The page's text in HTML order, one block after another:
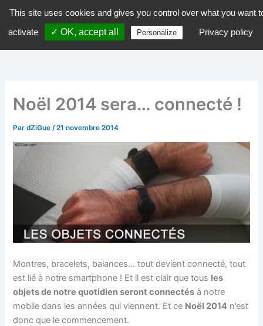
contenu
dZiGue
Noël 2014 sera… connecté !
PardZiGue/21 novembre 2014
Montres, bracelets, balances… tout devient connecté, tout
est lié à notre smartphone ! Et il est clair que tous les
objets de notre quotidien seront connectés à notre
mobile dans les années qui viennent. Et ce Noël 2014 n’est
donc que le commencement.
This site uses cookies and gives you control over what you want
activate
✓ OK, accept all Personalize Privacy policy